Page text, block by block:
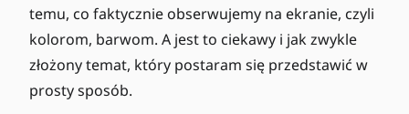
temu, co faktycznie obserwujemy na ekranie, czyli
kolorom, barwom. A jest to ciekawy i jak zwykle
złożony temat, który postaram się przedstawić w
prosty sposób.